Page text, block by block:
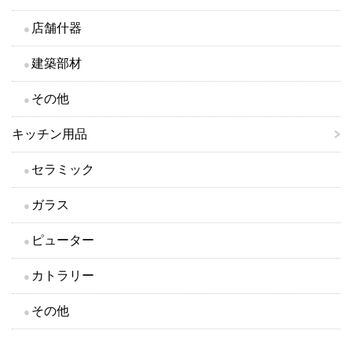
店舗什器
建築部材
その他
キッチン用品
セラミック
ガラス
ピューター
カトラリー
その他